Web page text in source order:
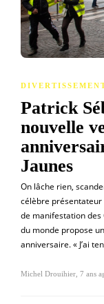
Patrick
nouvelle
Jaunes
On lâche rien,
célèbre
de manifestation des
du monde propose
anniversaire. « J’ai
Michel Drouihier 7 ans